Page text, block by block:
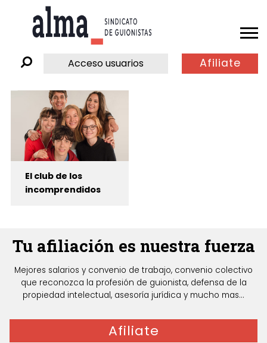
Acceso usuarios Afiliate
El club de los
incomprendidos
Tu afiliación es nuestra fuerza
Mejores salarios y convenio de trabajo, convenio colectivo
que reconozca la profesión de guionista, defensa de la
propiedad intelectual, asesoría jurídica y mucho mas...
Afiliate